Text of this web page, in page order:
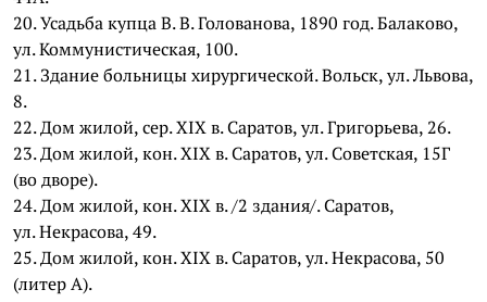
20. Усадьба купца В. В. Голованова, 1890 год. Балаково,
ул. Коммунистическая, 100.
21. Здание больницы хирургической. Вольск, ул. Львова,
8.
22. Дом жилой, сер. XIX в. Саратов, ул. Григорьева, 26.
23. Дом жилой, кон. XIX в. Саратов, ул. Советская, 15Г
(во дворе).
24. Дом жилой, кон. XIX в. /2 здания/. Саратов,
ул. Некрасова, 49.
25. Дом жилой, кон. XIX в. Саратов, ул. Некрасова, 50
(литер А).